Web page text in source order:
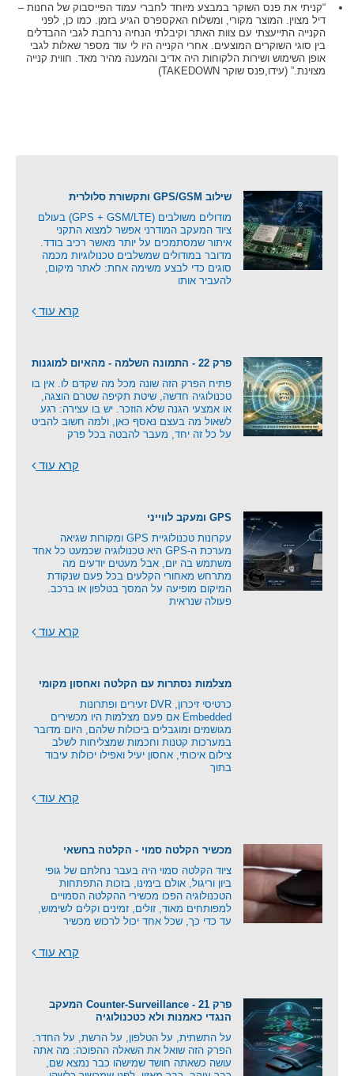
“קניתי את פנס השוקר במבצע מיוחד לחברי עמוד הפייסבוק של החנות –
דיל מצוין. המוצר מקורי, ומשלוח האקספרס הגיע בזמן. כמו כן, לפני
הקנייה התייעצתי עם צוות האתר וקיבלתי הנחיה נרחבת לגבי ההבדלים
בין סוגי השוקרים המוצעים. אחרי הקנייה היו לי עוד מספר שאלות לגבי
אופן השימוש ושירות הלקוחות היה אדיב והמענה מהיר מאד. חווית קנייה
מצוינת.” (עידו,פנס שוקר TAKEDOWN)
שילוב GPS/GSM ותקשורת סלולרית
מודולים משולבים (GPS + GSM/LTE) בעולם
ציוד המעקב המודרני אפשר למצוא התקני
איתור שמסתמכים על יותר מאשר רכיב בודד.
מדובר במודולים שמשלבים טכנולוגיות מכמה
סוגים כדי לבצע משימה אחת: לאתר מיקום,
להעביר אותו
קרא עוד
פרק 22 - התמונה השלמה - מהאיום למוגנות
פתיח הפרק הזה שונה מכל מה שקדם לו. אין בו
טכנולוגיה חדשה, שיטת תקיפה שטרם הוצגה,
או אמצעי הגנה שלא הוזכר. יש בו עצירה: רגע
לשאול מה בעצם נאסף כאן, ולמה חשוב להביט
על כל זה יחד, מעבר להבטה בכל פרק
קרא עוד
GPS ומעקב לווייני
עקרונות טכנולוגיית GPS ומקורות שגיאה
מערכת ה-GPS היא טכנולוגיה שכמעט כל אחד
משתמש בה יום, אבל מעטים יודעים מה
מתרחש מאחורי הקלעים בכל פעם שנקודת
המיקום מופיעה על המסך בטלפון או ברכב.
פעולה שנראית
קרא עוד
מצלמות נסתרות עם הקלטה ואחסון מקומי
כרטיסי זיכרון, DVR זעירים ופתרונות
Embedded אם פעם מצלמות היו מכשירים
מגושמים ומוגבלים ביכולות שלהם, היום מדובר
במערכות קטנות וחכמות שמצליחות לשלב
צילום איכותי, אחסון יעיל ואפילו יכולות עיבוד
בתוך
קרא עוד
מכשיר הקלטה סמוי - הקלטה בחשאי
ציוד הקלטה סמוי היה בעבר נחלתם של גופי
ביון וריגול, אולם בימינו, בזכות התפתחות
הטכנולוגיה הפכו מכשירי ההקלטה הסמויים
למפותחים מאוד, זולים, זמינים וקלים לשימוש,
עד כדי כך, שכל אחד יכול לרכוש מכשיר
קרא עוד
פרק 21 - Counter-Surveillance המעקב
הנגדי כאמנות ולא כטכנולוגיה
על התשתית, על הטלפון, על הרשת, על החדר.
הפרק הזה שואל את השאלה ההפוכה: מה אתה
עושה כשאתה חושד שמישהו כבר נמצא שם,